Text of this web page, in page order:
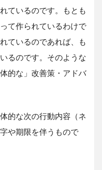
ているのです。もとも
て作られているわけで
ているのであれば、も
るのです。そのような
的な」改善策・アドバ
的な次の行動内容（ネ
や期限を伴うもので